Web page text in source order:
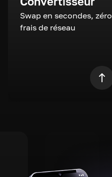
Swap en secondes, zéro
frais de réseau